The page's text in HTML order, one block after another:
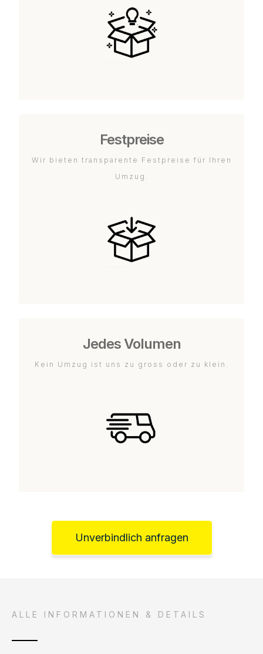
Festpreise
Wir bieten transparente Festpreise für Ihren
Umzug.
Jedes Volumen
Kein Umzug ist uns zu gross oder zu klein.
Unverbindlich anfragen
ALLE INFORMATIONEN & DETAILS